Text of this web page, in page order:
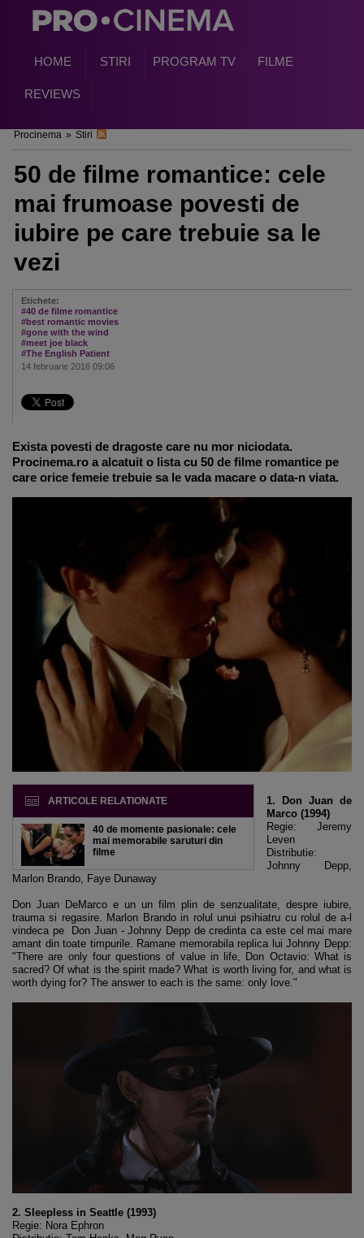
HOME STIRI PROGRAM TV FILME
REVIEWS
Procinema » Stiri
50 de filme romantice: cele
mai frumoase povesti de
iubire pe care trebuie sa le
vezi
Etichete:
#40 de filme romantice
#best romantic movies
#gone with the wind
#meet joe black
#The English Patient
14 februarie 2016 09:06
Exista povesti de dragoste care nu mor niciodata.
Procinema.ro a alcatuit o lista cu 50 de filme romantice pe
care orice femeie trebuie sa le vada macare o data-n viata.
ARTICOLE RELATIONATE
40 de momente pasionale: cele
mai memorabile saruturi din
filme
1. Don Juan de
Marco (1994)
Regie: Jeremy
Leven
Distributie:
Johnny Depp,
Marlon Brando, Faye Dunaway
Don Juan DeMarco e un un film plin de senzualitate, despre iubire,
trauma si regasire. Marlon Brando in rolul unui psihiatru cu rolul de a-l
vindeca pe Don Juan - Johnny Depp de credinta ca este cel mai mare
amant din toate timpurile. Ramane memorabila replica lui Johnny Depp:
"There are only four questions of value in life, Don Octavio: What is
sacred? Of what is the spirit made? What is worth living for, and what is
worth dying for? The answer to each is the same: only love."
2. Sleepless in Seattle (1993)
Regie: Nora Ephron